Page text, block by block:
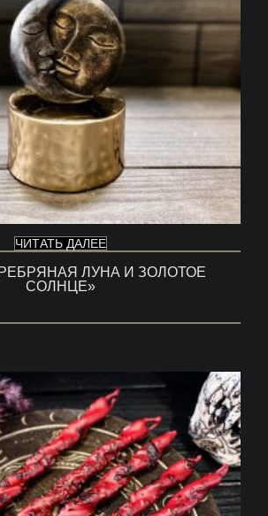
ЧИТАТЬ ДАЛЕЕ
ЛУНА И ЗОЛОТОЕ
СОЛНЦЕ»